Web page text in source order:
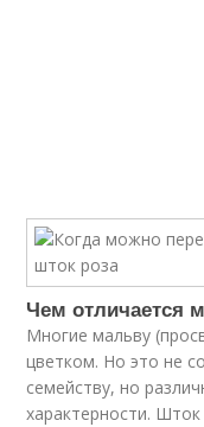
Чем отличается
Многие мальву
цветком. Но это не
семейству, но
характерности.